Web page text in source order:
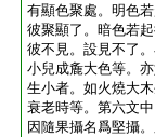
有顯色聚處。明色
彼聚顯了。暗色若
彼不見。設見不了
小兒成麁大色等。
生小者。如火燒大
衰老時等。第六文
因隨果攝名爲堅攝